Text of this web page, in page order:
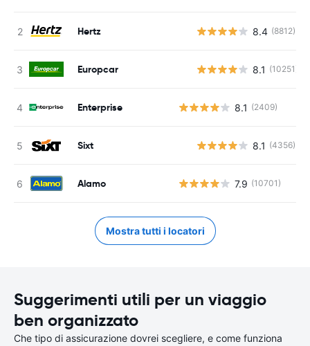
Hertz 8.4 (8812)
Europcar 8.1 (10251)
Enterprise 8.1 (2409)
Sixt 8.1 (4356)
Alamo 7.9 (10701)
Mostra tutti i locatori
Suggerimenti utili per un viaggio
ben organizzato
Che tipo di assicurazione dovrei scegliere, e come funziona